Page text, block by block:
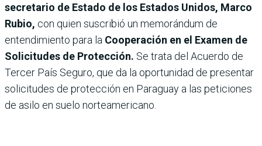
secretario de Estado de los Estados Unidos, Marco
Rubio, con quien suscribió un memorándum de
entendimiento para la Cooperación en el Examen de
Solicitudes de Protección. Se trata del Acuerdo de
Tercer País Seguro, que da la oportunidad de presentar
solicitudes de protección en Paraguay a las peticiones
de asilo en suelo norteamericano.